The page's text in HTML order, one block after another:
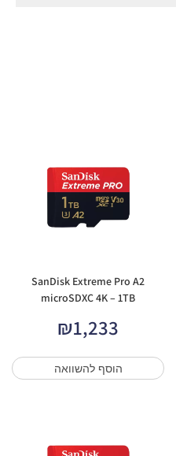
SanDisk Extreme Pro A2
microSDXC 4K – 1TB
₪1,233
הוסף להשוואה